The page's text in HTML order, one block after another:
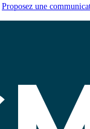
Proposez une